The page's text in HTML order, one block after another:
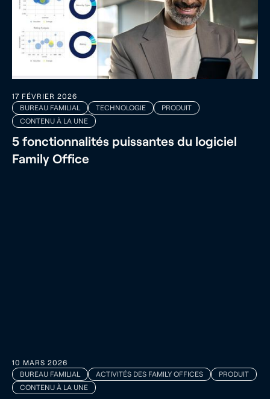
17 FÉVRIER 2026
BUREAU FAMILIAL
TECHNOLOGIE
PRODUIT
CONTENU À LA UNE
5 fonctionnalités puissantes du logiciel
Family Office
10 MARS 2026
BUREAU FAMILIAL
ACTIVITÉS DES FAMILY OFFICES
PRODUIT
CONTENU À LA UNE